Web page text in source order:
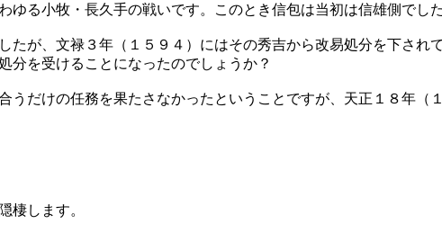
る小牧・長久手の戦いです。このとき信包は当初は信雄側でし
が、文禄３年（１５９４）にはその秀吉から改易処分を下され
分を受けることになったのでしょうか？
だけの任務を果たさなかったということですが、天正１８年（
棲します。